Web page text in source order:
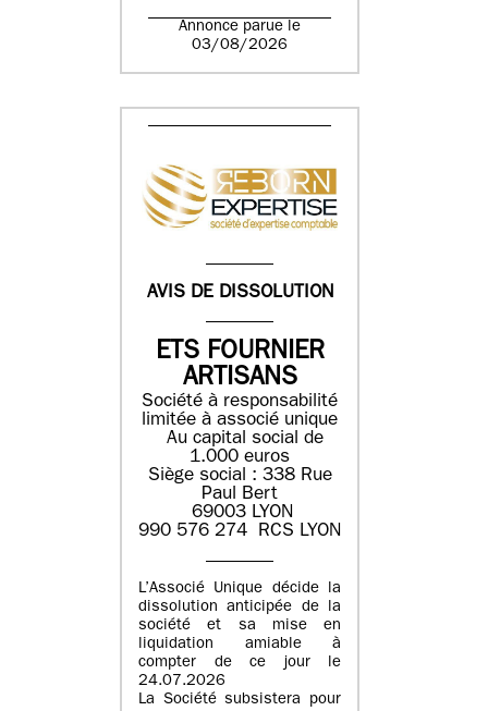
Annonce parue le
03/08/2026
AVIS DE DISSOLUTION
ETS FOURNIER
ARTISANS
Société à responsabilité
limitée à associé unique
Au capital social de
1.000 euros
Siège social : 338 Rue
Paul Bert
69003 LYON
990 576 274 RCS LYON
L’Associé Unique décide la
dissolution anticipée de la
société et sa mise en
liquidation amiable à
compter de ce jour le
24.07.2026
La Société subsistera pour